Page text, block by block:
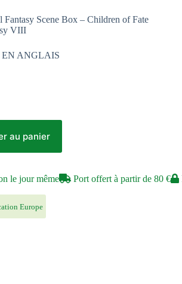
Fantasy Scene Box – Children of Fate
VIII
ANGLAIS
au panier
le jour même Port offert à partir de 80 €
Europe